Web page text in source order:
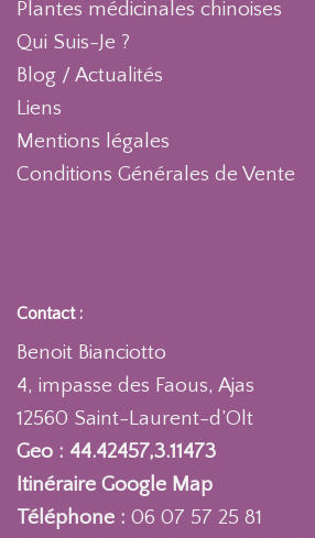
Plantes médicinales chinoises
Qui Suis-Je ?
Blog / Actualités
Liens
Mentions légales
Conditions Générales de Vente
Contact :
Benoit Bianciotto
4, impasse des Faous, Ajas
12560 Saint-Laurent-d’Olt
Geo : 44.42457,3.11473
Itinéraire Google Map
Téléphone : 06 07 57 25 81